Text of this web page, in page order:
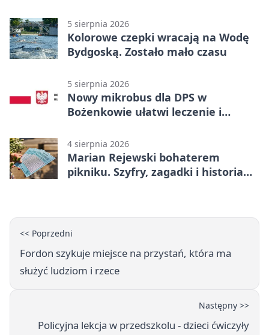
5 sierpnia 2026
Kolorowe czepki wracają na Wodę
Bydgoską. Zostało mało czasu
5 sierpnia 2026
Nowy mikrobus dla DPS w
Bożenkowie ułatwi leczenie i
4 sierpnia 2026
Marian Rejewski bohaterem
pikniku. Szyfry, zagadki i historia
<< Poprzedni
Fordon szykuje miejsce na przystań, która ma
służyć ludziom i rzece
Następny >>
Policyjna lekcja w przedszkolu - dzieci ćwiczyły